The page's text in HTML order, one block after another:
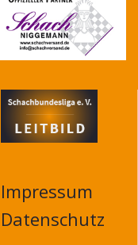
Impressum
Datenschutz